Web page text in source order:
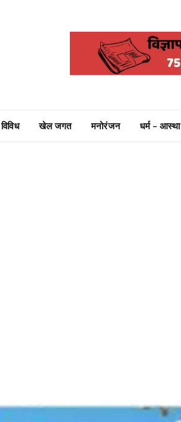
विविध खेल जगत मनोरंजन धर्म – आस्था